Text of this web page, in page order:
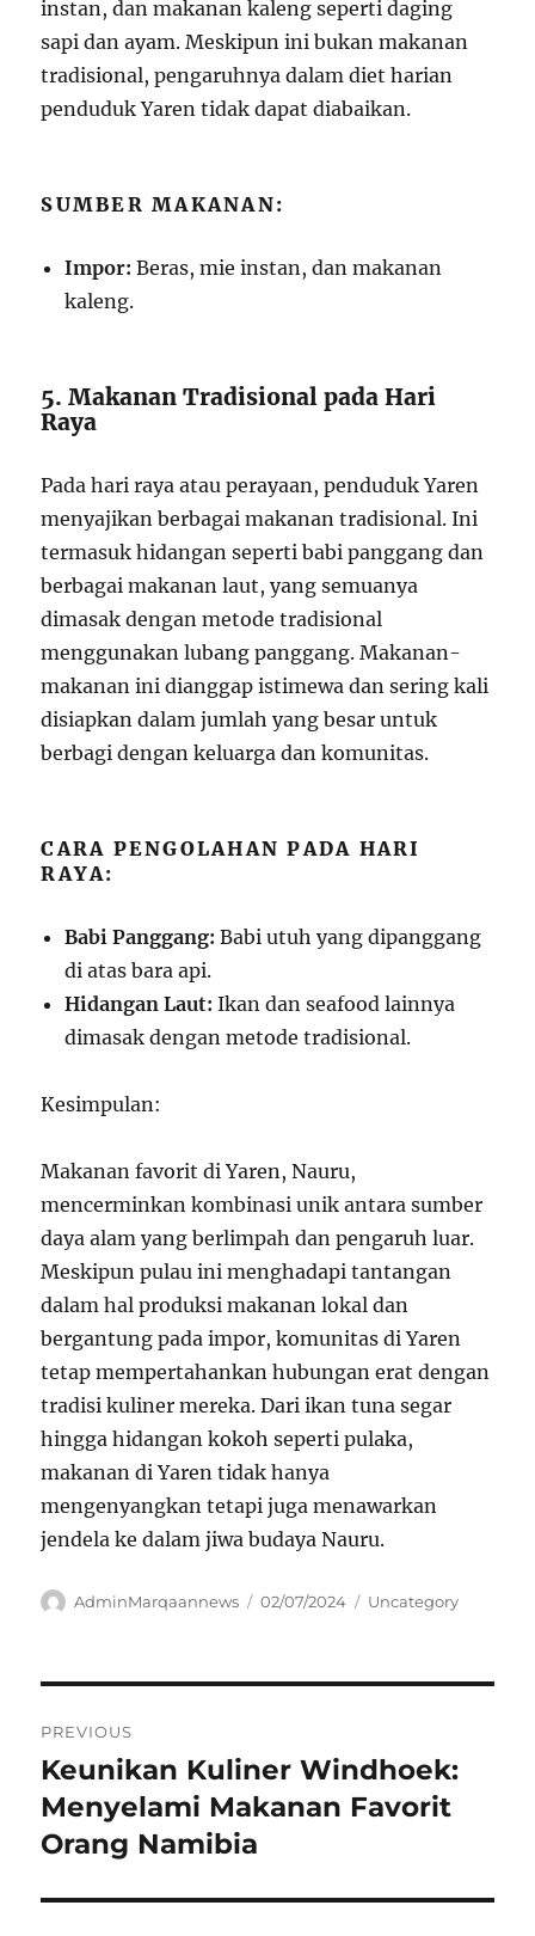
instan, dan makanan kaleng seperti daging
sapi dan ayam. Meskipun ini bukan makanan
tradisional, pengaruhnya dalam diet harian
penduduk Yaren tidak dapat diabaikan.
SUMBER MAKANAN:
Impor: Beras, mie instan, dan makanan
kaleng.
5. Makanan Tradisional pada Hari
Raya
Pada hari raya atau perayaan, penduduk Yaren
menyajikan berbagai makanan tradisional. Ini
termasuk hidangan seperti babi panggang dan
berbagai makanan laut, yang semuanya
dimasak dengan metode tradisional
menggunakan lubang panggang. Makanan-
makanan ini dianggap istimewa dan sering kali
disiapkan dalam jumlah yang besar untuk
berbagi dengan keluarga dan komunitas.
CARA PENGOLAHAN PADA HARI
RAYA:
Babi Panggang: Babi utuh yang dipanggang
di atas bara api.
Hidangan Laut: Ikan dan seafood lainnya
dimasak dengan metode tradisional.
Kesimpulan:
Makanan favorit di Yaren, Nauru,
mencerminkan kombinasi unik antara sumber
daya alam yang berlimpah dan pengaruh luar.
Meskipun pulau ini menghadapi tantangan
dalam hal produksi makanan lokal dan
bergantung pada impor, komunitas di Yaren
tetap mempertahankan hubungan erat dengan
tradisi kuliner mereka. Dari ikan tuna segar
hingga hidangan kokoh seperti pulaka,
makanan di Yaren tidak hanya
mengenyangkan tetapi juga menawarkan
jendela ke dalam jiwa budaya Nauru.
Author
AdminMarqaannews
Posted
02/07/2024 Categories
Uncategory
pos
PREVIOUS
Previous
post:
Keunikan Kuliner Windhoek:
Menyelami Makanan Favorit
Orang Namibia